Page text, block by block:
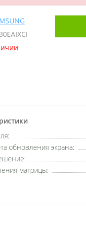
обновления экрана:
матрицы: